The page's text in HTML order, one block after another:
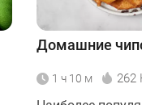
Домашние
1 ч 10 м 262